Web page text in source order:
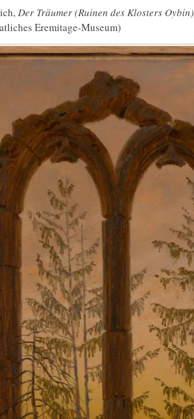
Der Träumer (Ruinen des Klosters Oybin)
Eremitage-Museum)